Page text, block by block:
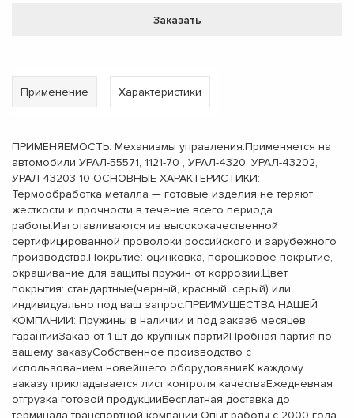
Заказать
Применение Характеристики
ПРИМЕНЯЕМОСТЬ: Механизмы управления.Применяется на
автомобили УРАЛ-55571, 1121-70 , УРАЛ-4320, УРАЛ-43202,
УРАЛ-43203-10 ОСНОВНЫЕ ХАРАКТЕРИСТИКИ:
Термообработка металла — готовые изделия не теряют
жесткости и прочности в течение всего периода
работы.Изготавливаются из высококачественной
сертифицированной проволоки российского и зарубежного
производства.Покрытие: оцинковка, порошковое покрытие,
окрашивание для защиты пружин от коррозии.Цвет
покрытия: стандартные(черный, красный, серый) или
индивидуально под ваш запрос.ПРЕИМУЩЕСТВА НАШЕЙ
КОМПАНИИ: Пружины в наличии и под заказ6 месяцев
гарантииЗаказ от 1 шт до крупных партийПробная партия по
вашему заказуСобственное производство с
использованием новейшего оборудованияК каждому
заказу прикладывается лист контроля качестваЕжедневная
отгрузка готовой продукцииБесплатная доставка до